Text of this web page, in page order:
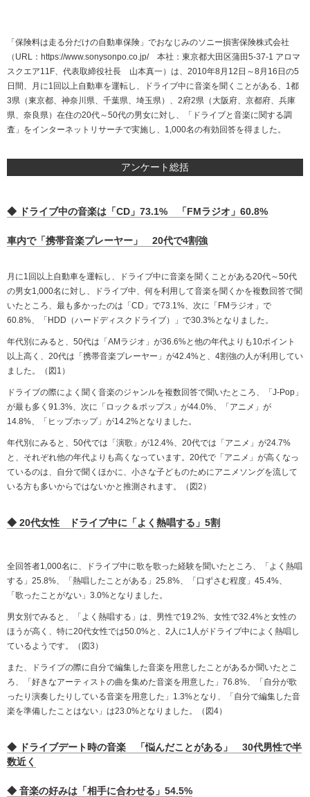
「保険料は走る分だけの自動車保険」でおなじみのソニー損害保険株式会社
（URL：https://www.sonysonpo.co.jp/ 本社：東京都大田区蒲田5-37-1 アロマ
スクエア11F、代表取締役社長 山本真一）は、2010年8月12日～8月16日の5
日間、月に1回以上自動車を運転し、ドライブ中に音楽を聞くことがある、1都
3県（東京都、神奈川県、千葉県、埼玉県）、2府2県（大阪府、京都府、兵庫
県、奈良県）在住の20代～50代の男女に対し、「ドライブと音楽に関する調
査」をインターネットリサーチで実施し、1,000名の有効回答を得ました。
アンケート総括
◆ ドライブ中の音楽は「CD」73.1% 「FMラジオ」60.8%
車内で「携帯音楽プレーヤー」 20代で4割強
月に1回以上自動車を運転し、ドライブ中に音楽を聞くことがある20代～50代
の男女1,000名に対し、ドライブ中、何を利用して音楽を聞くかを複数回答で聞
いたところ、最も多かったのは「CD」で73.1%、次に「FMラジオ」で
60.8%、「HDD（ハードディスクドライブ）」で30.3%となりました。
年代別にみると、50代は「AMラジオ」が36.6%と他の年代よりも10ポイント
以上高く、20代は「携帯音楽プレーヤー」が42.4%と、4割強の人が利用してい
ました。（図1）
ドライブの際によく聞く音楽のジャンルを複数回答で聞いたところ、「J-Pop」
が最も多く91.3%、次に「ロック＆ポップス」が44.0%、「アニメ」が
14.8%、「ヒップホップ」が14.2%となりました。
年代別にみると、50代では「演歌」が12.4%、20代では「アニメ」が24.7%
と、それぞれ他の年代よりも高くなっています。20代で「アニメ」が高くなっ
ているのは、自分で聞くほかに、小さな子どものためにアニメソングを流して
いる方も多いからではないかと推測されます。（図2）
◆ 20代女性 ドライブ中に「よく熱唱する」5割
全回答者1,000名に、ドライブ中に歌を歌った経験を聞いたところ、「よく熱唱
する」25.8%、「熱唱したことがある」25.8%、「口ずさむ程度」45.4%、
「歌ったことがない」3.0%となりました。
男女別でみると、「よく熱唱する」は、男性で19.2%、女性で32.4%と女性の
ほうが高く、特に20代女性では50.0%と、2人に1人がドライブ中によく熱唱し
ているようです。（図3）
また、ドライブの際に自分で編集した音楽を用意したことがあるか聞いたとこ
ろ、「好きなアーティストの曲を集めた音楽を用意した」76.8%、「自分が歌
ったり演奏したりしている音楽を用意した」1.3%となり、「自分で編集した音
楽を準備したことはない」は23.0%となりました。（図4）
◆ ドライブデート時の音楽 「悩んだことがある」 30代男性で半
数近く
◆ 音楽の好みは「相手に合わせる」54.5%